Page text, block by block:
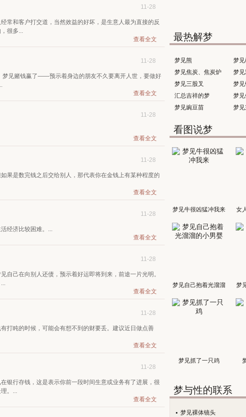
11-28
常和客户打交道，当然效益的好坏，是生意人最为直接的反
很多...
查看全文
11-28
见赌钱赢了——预示着身边的朋友不久要离开人世，要做好
查看全文
11-28
查看全文
11-28
果是数完钱之后交给别人，那代表你在金钱上有某种程度的
查看全文
11-28
经济比较困难。...
查看全文
11-28
自己在向别人还债，预示着好运即将到来，前途一片光明。
查看全文
11-28
打盹的时候，可能会有想不到的财要丢。建议近日做点善
查看全文
11-28
银行存钱，这是表示你前一段时间生意或业务有了进展，很
。...
查看全文
最热解梦
梦见熊
梦
梦见焦炭、焦炭炉
梦见
时出
梦见三股叉
梦见
汇总吉祥的梦
梦
梦见豌豆苗
梦
看图说梦
梦见牛很凶猛冲我来 女
梦见自己抱着光溜溜
的小男婴
梦
梦见抓了一只鸡
梦与性的联系
梦见裸体镜头